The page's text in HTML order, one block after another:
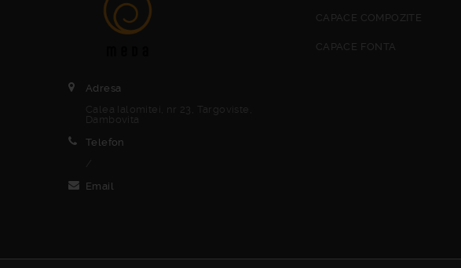
Adresa
Calea Ialomitei, nr 23, Targoviste,
Dambovita
Telefon
Email
CAPACE COMPOZITE
CAPACE FONTA